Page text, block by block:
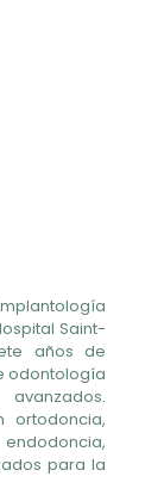
Saint-
años de
odontología
ortodoncia,
para la